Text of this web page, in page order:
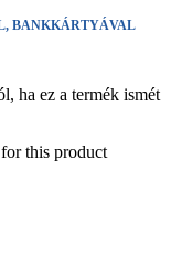
BANKKÁRTYÁVAL
ha ez a termék ismét
this product